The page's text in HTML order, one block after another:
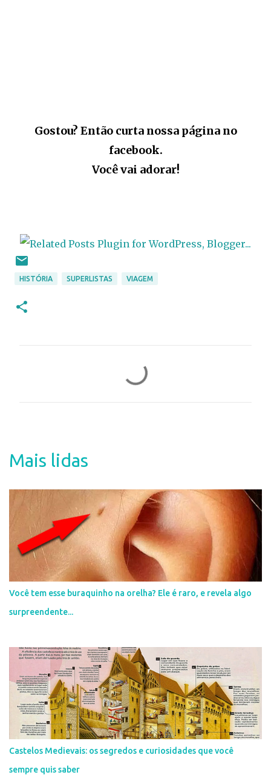
Gostou? Então curta nossa página no
facebook.
Você vai adorar!
HISTÓRIA SUPERLISTAS VIAGEM
á
Mais lidas
Você tem esse buraquinho na orelha? Ele é raro, e revela algo
surpreendente...
Castelos Medievais: os segredos e curiosidades que você
sempre quis saber